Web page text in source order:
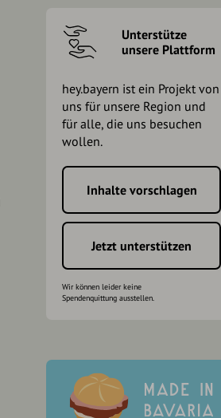
Unterstütze
unsere Plattform
hey.bayern ist ein Projekt von
uns für unsere Region und
für alle, die uns besuchen
wollen.
Inhalte vorschlagen
Jetzt unterstützen
Wir können leider keine
Spendenquittung ausstellen.